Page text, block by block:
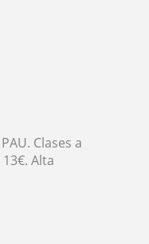
Clases a
Alta